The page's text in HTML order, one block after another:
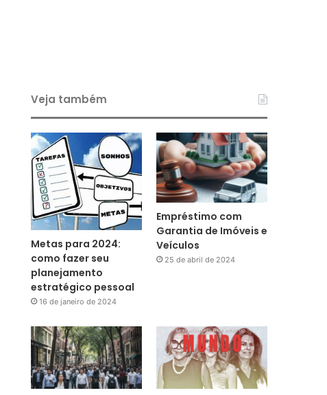
Veja também
Metas para 2024:
como fazer seu
planejamento
estratégico pessoal
16 de janeiro de 2024
Empréstimo com
Garantia de Imóveis e
Veículos
25 de abril de 2024